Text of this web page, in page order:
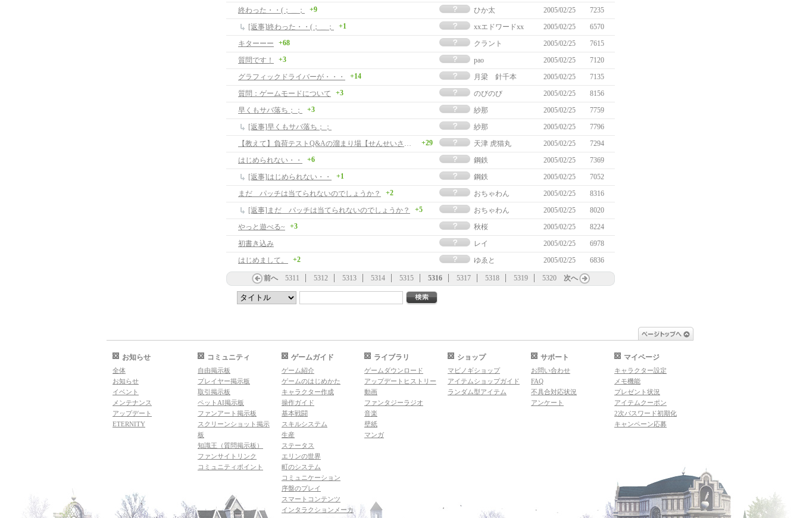
終わった・・(；＿；
+9 ひか太 2005/02/25
7235
[返事]終わった・・(；＿；
+1 xxエドワードxx 2005/02/25
6570
キターーー
+68 クラント 2005/02/25
7615
質問です！
+3 pao 2005/02/25
7120
グラフィックドライバーが・・・
+14 月梁 針千本 2005/02/25
7135
質問：ゲームモードについて
+3 のびのび 2005/02/25
8156
早くもサバ落ち；；
+3 紗那 2005/02/25
7759
[返事]早くもサバ落ち；；
紗那 2005/02/25
7796
【教えて】負荷テストQ&Aの溜まり場【せんせいさん】
+29 天津 虎猫丸 2005/02/25
7294
はじめられない・・
+6 鋼鉄 2005/02/25
7369
[返事]はじめられない・・
+1 鋼鉄 2005/02/25
7052
まだ パッチは当てられないのでしょうか？
+2 おちゃわん 2005/02/25
8316
[返事]まだ パッチは当てられないのでしょうか？
+5 おちゃわん 2005/02/25
8020
やっと遊べる~
+3 秋桜 2005/02/25
8224
初書き込み
レイ 2005/02/25
6978
はじめまして。
+2 ゆゑと 2005/02/25 6836
前へ 5311 5312 5313 5314 5315 5316 5317 5318 5319 5320 次へ
お知らせ
全体
お知らせ
イベント
メンテナンス
アップデート
ETERNITY
コミュニティ
自由掲示板
プレイヤー掲示板
取引掲示板
ペットAI掲示板
ファンアート掲示板
スクリーンショット掲示
板
知識王（質問掲示板）
ファンサイトリンク
コミュニティポイント
ゲームガイド
ゲーム紹介
ゲームのはじめかた
キャラクター作成
操作ガイド
基本戦闘
スキルシステム
生産
ステータス
エリンの世界
町のシステム
コミュニケーション
序盤のプレイ
スマートコンテンツ
インタラクションメーカ
ライブラリ
ゲームダウンロード
アップデートヒストリー
動画
ファンタジーラジオ
音楽
壁紙
マンガ
ショップ
マビノギショップ
アイテムショップガイド
ランダム型アイテム
サポート
お問い合わせ
FAQ
不具合対応状況
アンケート
マイページ
キャラクター設定
メモ機能
プレゼント状況
アイテムクーポン
2次パスワード初期化
キャンペーン応募